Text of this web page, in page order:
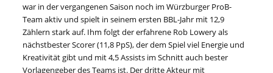
war in der vergangenen Saison noch im Würzburger ProB-
Team aktiv und spielt in seinem ersten BBL-Jahr mit 12,9
Zählern stark auf. Ihm folgt der erfahrene Rob Lowery als
nächstbester Scorer (11,8 PpS), der dem Spiel viel Energie und
Kreativität gibt und mit 4,5 Assists im Schnitt auch bester
Vorlagengeber des Teams ist. Der dritte Akteur mit